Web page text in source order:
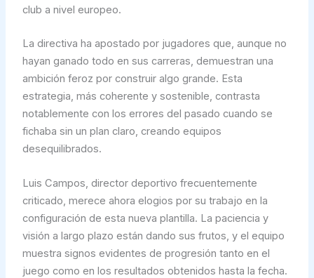
club a nivel europeo.
La directiva ha apostado por jugadores que, aunque no
hayan ganado todo en sus carreras, demuestran una
ambición feroz por construir algo grande. Esta
estrategia, más coherente y sostenible, contrasta
notablemente con los errores del pasado cuando se
fichaba sin un plan claro, creando equipos
desequilibrados.
Luis Campos, director deportivo frecuentemente
criticado, merece ahora elogios por su trabajo en la
configuración de esta nueva plantilla. La paciencia y
visión a largo plazo están dando sus frutos, y el equipo
muestra signos evidentes de progresión tanto en el
juego como en los resultados obtenidos hasta la fecha.